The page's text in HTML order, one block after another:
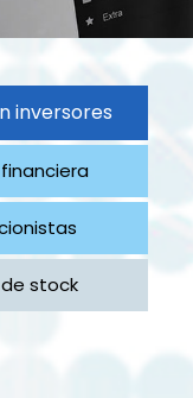
inversores
stock